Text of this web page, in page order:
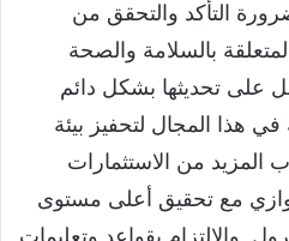
التأكد والتحقق من
بالسلامة والصحة
على تحديثها بشكل دائم
في هذا المجال لتحفيز بيئة
من الاستثمارات
مع تحقيق أعلى مستوى